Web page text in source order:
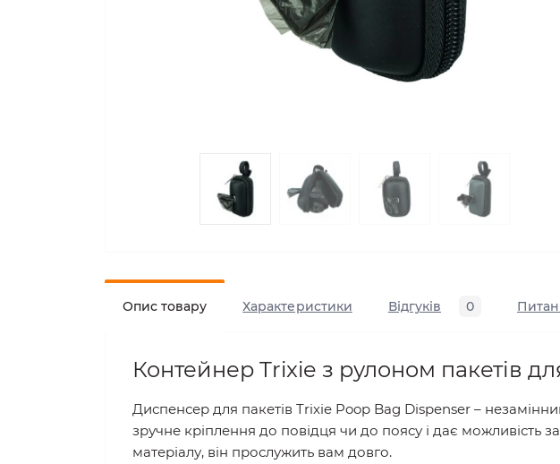
Опис товару Характеристики Відгуків 0
Контейнер Trixie з рулоном пакетів
Диспенсер для пакетів Trixie Poop Bag Dispenser –
зручне кріплення до повідця чи до поясу і дає можливість
матеріалу, він прослужить вам довго.